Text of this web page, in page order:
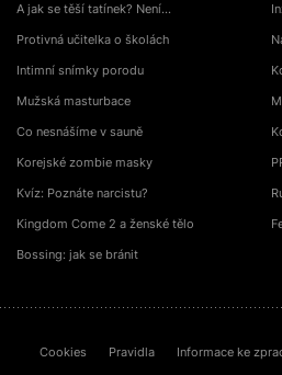
A jak se těší tatínek? Není…
Protivná učitelka o školách
Intimní snímky porodu
Mužská masturbace
Co nesnášíme v sauně
Korejské zombie masky
Kvíz: Poznáte narcistu?
Kingdom Come 2 a ženské tělo
Bossing: jak se bránit
Cookies Pravidla Informace ke